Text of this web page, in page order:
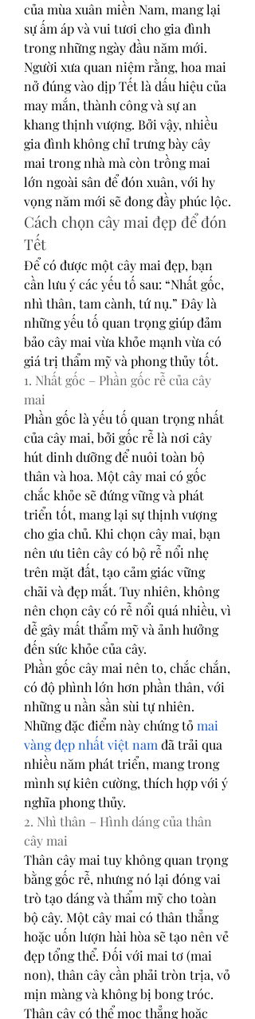
của mùa xuân miền Nam, mang lại
sự ấm áp và vui tươi cho gia đình
trong những ngày đầu năm mới.
Người xưa quan niệm rằng, hoa mai
nở đúng vào dịp Tết là dấu hiệu của
may mắn, thành công và sự an
khang thịnh vượng. Bởi vậy, nhiều
gia đình không chỉ trưng bày cây
mai trong nhà mà còn trồng mai
lớn ngoài sân để đón xuân, với hy
vọng năm mới sẽ đong đầy phúc lộc.
Cách chọn cây mai đẹp để đón
Tết
Để có được một cây mai đẹp, bạn
cần lưu ý các yếu tố sau: “Nhất gốc,
nhì thân, tam cành, tứ nụ.” Đây là
những yếu tố quan trọng giúp đảm
bảo cây mai vừa khỏe mạnh vừa có
giá trị thẩm mỹ và phong thủy tốt.
1. Nhất gốc – Phần gốc rễ của cây
mai
Phần gốc là yếu tố quan trọng nhất
của cây mai, bởi gốc rễ là nơi cây
hút dinh dưỡng để nuôi toàn bộ
thân và hoa. Một cây mai có gốc
chắc khỏe sẽ đứng vững và phát
triển tốt, mang lại sự thịnh vượng
cho gia chủ. Khi chọn cây mai, bạn
nên ưu tiên cây có bộ rễ nổi nhẹ
trên mặt đất, tạo cảm giác vững
chãi và đẹp mắt. Tuy nhiên, không
nên chọn cây có rễ nổi quá nhiều, vì
dễ gây mất thẩm mỹ và ảnh hưởng
đến sức khỏe của cây.
Phần gốc cây mai nên to, chắc chắn,
có độ phình lớn hơn phần thân, với
những u nần sần sùi tự nhiên.
Những đặc điểm này chứng tỏ mai
vàng đẹp nhất việt nam đã trải qua
nhiều năm phát triển, mang trong
mình sự kiên cường, thích hợp với ý
nghĩa phong thủy.
2. Nhì thân – Hình dáng của thân
cây mai
Thân cây mai tuy không quan trọng
bằng gốc rễ, nhưng nó lại đóng vai
trò tạo dáng và thẩm mỹ cho toàn
bộ cây. Một cây mai có thân thẳng
hoặc uốn lượn hài hòa sẽ tạo nên vẻ
đẹp tổng thể. Đối với mai tơ (mai
non), thân cây cần phải tròn trịa, vỏ
mịn màng và không bị bong tróc.
Thân cây có thể mọc thẳng hoặc